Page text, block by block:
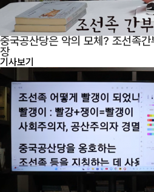
중국공산당은 악의 모체? 조선족
장
기사보기